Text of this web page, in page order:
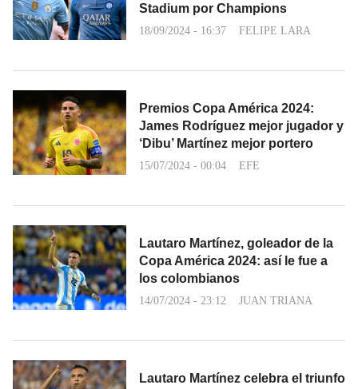
Stadium por Champions
18/09/2024 - 16:37 FELIPE LARA
Premios Copa América 2024:
James Rodríguez mejor jugador y
‘Dibu’ Martínez mejor portero
15/07/2024 - 00:04 EFE
Lautaro Martínez, goleador de la
Copa América 2024: así le fue a
los colombianos
14/07/2024 - 23:12 JUAN TRIANA
Lautaro Martínez celebra el triunfo